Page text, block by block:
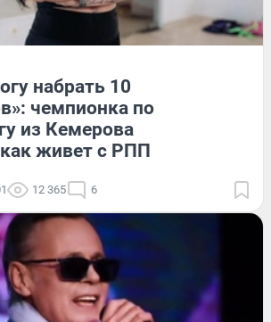
набрать 10
чемпионка по
из Кемерова
живет с РПП
12 365 6